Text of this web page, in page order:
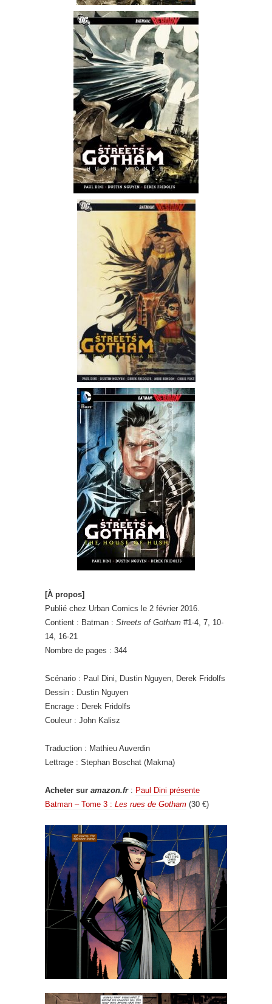
[À propos]
Publié chez Urban Comics le 2 février 2016.
Contient : Batman : Streets of Gotham #1-4, 7, 10-
14, 16-21
Nombre de pages : 344
Scénario : Paul Dini, Dustin Nguyen, Derek Fridolfs
Dessin : Dustin Nguyen
Encrage : Derek Fridolfs
Couleur : John Kalisz
Traduction : Mathieu Auverdin
Lettrage : Stephan Boschat (Makma)
Acheter sur amazon.fr: Paul Dini présente
Batman – Tome 3 : Les rues de Gotham (30 €)